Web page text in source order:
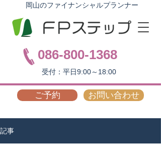
ご予約 お問い合わせ
086-800-1368
岡山のファイナンシャルプランナー
受付：平日9:00～18:00
記事